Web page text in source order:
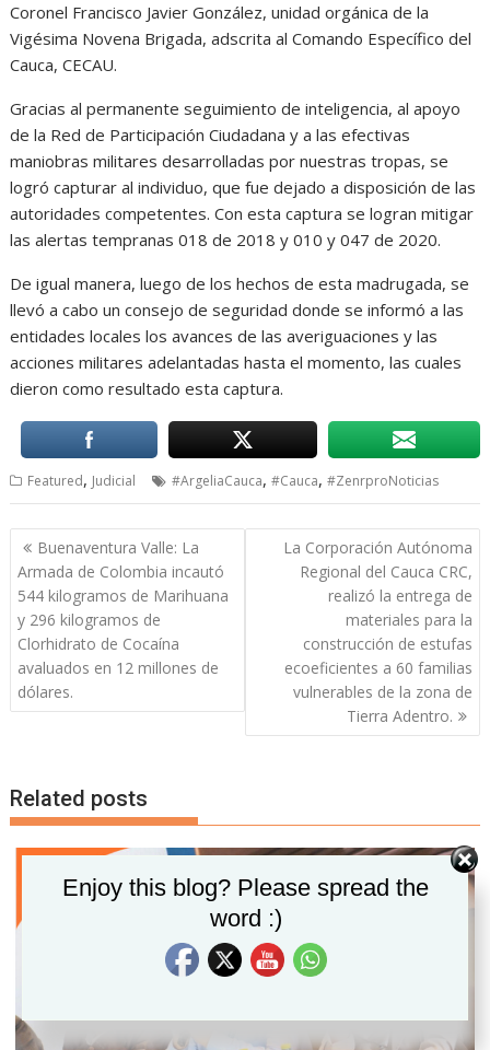
Coronel Francisco Javier González, unidad orgánica de la
Vigésima Novena Brigada, adscrita al Comando Específico del
Cauca, CECAU.
Gracias al permanente seguimiento de inteligencia, al apoyo
de la Red de Participación Ciudadana y a las efectivas
maniobras militares desarrolladas por nuestras tropas, se
logró capturar al individuo, que fue dejado a disposición de las
autoridades competentes. Con esta captura se logran mitigar
las alertas tempranas 018 de 2018 y 010 y 047 de 2020.
De igual manera, luego de los hechos de esta madrugada, se
llevó a cabo un consejo de seguridad donde se informó a las
entidades locales los avances de las averiguaciones y las
acciones militares adelantadas hasta el momento, las cuales
dieron como resultado esta captura.
Featured, Judicial #ArgeliaCauca,#Cauca,#ZenrproNoticias
Navegación
de
entradas
Buenaventura Valle: La
Armada de Colombia incautó
544 kilogramos de Marihuana
y 296 kilogramos de
Clorhidrato de Cocaína
avaluados en 12 millones de
dólares.
La Corporación Autónoma
Regional del Cauca CRC,
realizó la entrega de
materiales para la
construcción de estufas
ecoeficientes a 60 familias
vulnerables de la zona de
Tierra Adentro.
Related posts
Enjoy this blog? Please spread the
word :)
Set Youtube Channel ID